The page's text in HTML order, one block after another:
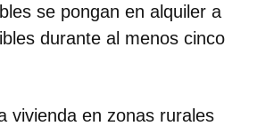
se pongan en alquiler a
durante al menos cinco
vivienda en zonas rurales